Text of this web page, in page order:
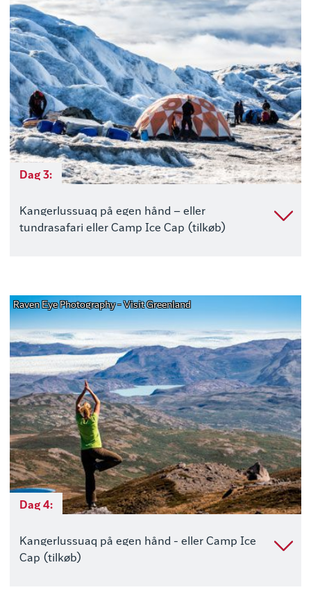
Dag 3:
Kangerlussuaq på egen hånd – eller
tundrasafari eller Camp Ice Cap (tilkøb)
Raven Eye Photography - Visit Greenland
Dag 4:
Kangerlussuaq på egen hånd - eller Camp Ice
Cap (tilkøb)